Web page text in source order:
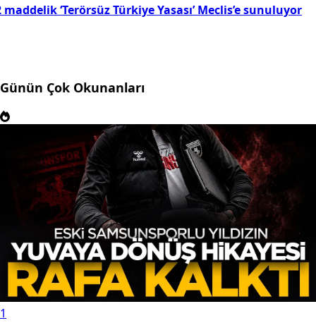
maddelik ‘Terörsüz Türkiye Yasası’ Meclis’e sunuluyor
Günün Çok Okunanları
1